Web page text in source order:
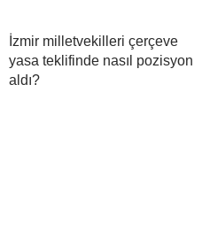
İzmir milletvekilleri çerçeve
yasa teklifinde nasıl pozisyon
aldı?